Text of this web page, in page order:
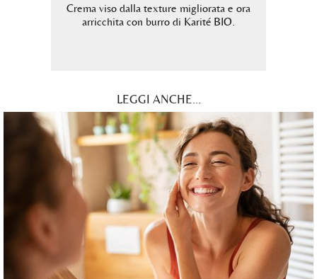
Crema viso dalla texture migliorata e ora
arricchita con burro di Karité BIO.
LEGGI ANCHE...